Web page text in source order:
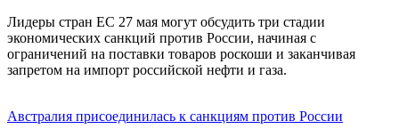
Лидеры стран ЕС 27 мая могут обсудить три стадии
экономических санкций против России, начиная с
ограничений на поставки товаров роскоши и заканчивая
запретом на импорт российской нефти и газа.
Австралия присоединилась к санкциям против России